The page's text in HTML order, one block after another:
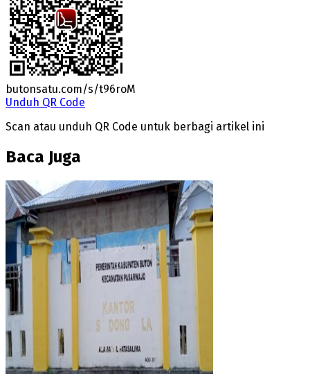
butonsatu.com/s/t96roM
Unduh QR Code
Scan atau unduh QR Code untuk berbagi artikel ini
Baca Juga